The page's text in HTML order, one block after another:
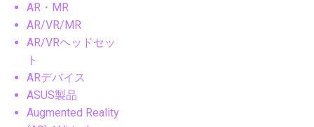
AR・MR
AR/VR/MR
AR/VRヘッドセッ
ト
ARデバイス
ASUS製品
Augmented Reality